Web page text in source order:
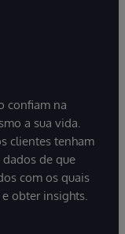
confiam na
a sua vida.
clientes tenham
de que
com os quais
obter insights.